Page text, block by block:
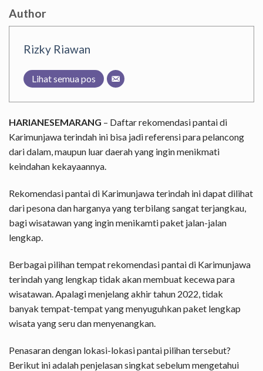
Author
Rizky Riawan
Lihat semua pos
HARIANESEMARANG – Daftar rekomendasi pantai di
Karimunjawa terindah ini bisa jadi referensi para pelancong
dari dalam, maupun luar daerah yang ingin menikmati
keindahan kekayaannya.
Rekomendasi pantai di Karimunjawa terindah ini dapat dilihat
dari pesona dan harganya yang terbilang sangat terjangkau,
bagi wisatawan yang ingin menikamti paket jalan-jalan
lengkap.
Berbagai pilihan tempat rekomendasi pantai di Karimunjawa
terindah yang lengkap tidak akan membuat kecewa para
wisatawan. Apalagi menjelang akhir tahun 2022, tidak
banyak tempat-tempat yang menyuguhkan paket lengkap
wisata yang seru dan menyenangkan.
Penasaran dengan lokasi-lokasi pantai pilihan tersebut?
Berikut ini adalah penjelasan singkat sebelum mengetahui